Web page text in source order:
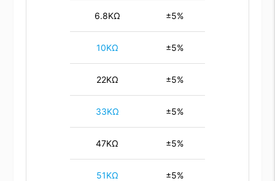
6.8KΩ ±5%
10KΩ ±5%
22KΩ ±5%
33KΩ ±5%
47KΩ ±5%
51KΩ ±5%